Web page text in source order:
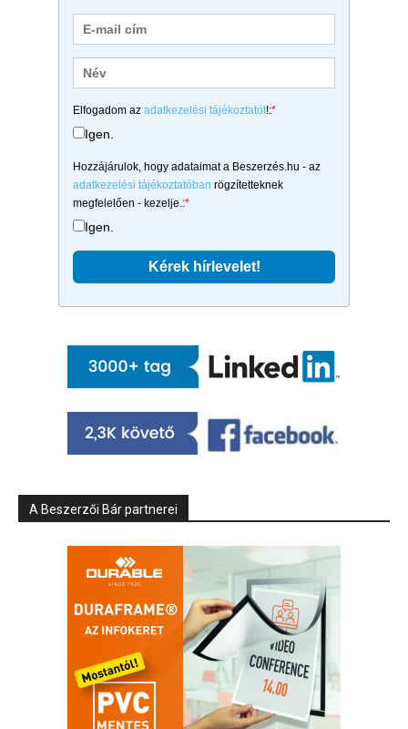
Elfogadom az adatkezelési tájékoztatót!:*
Igen.
Hozzájárulok, hogy adataimat a Beszerzés.hu - az
adatkezelési tájékoztatóban rögzítetteknek
megfelelően - kezelje.:*
Igen.
A Beszerzői Bár partnerei